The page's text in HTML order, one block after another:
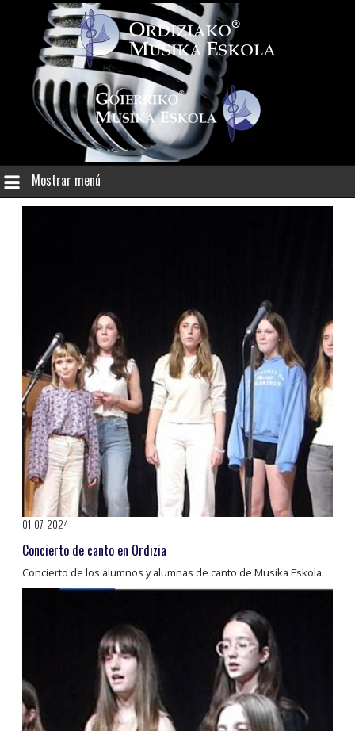
Mostrar menú
01-07-2024
Concierto de canto en Ordizia
Concierto de los alumnos y alumnas de canto de Musika Eskola.